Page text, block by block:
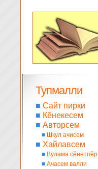
Тупмалли
■ Сайт пирки
■ Кĕнекесем
■ Авторсем
■ Шкул ачисем
■ Хайлавсем
■ Вулама сĕнетпĕр
■ Ачасем валли